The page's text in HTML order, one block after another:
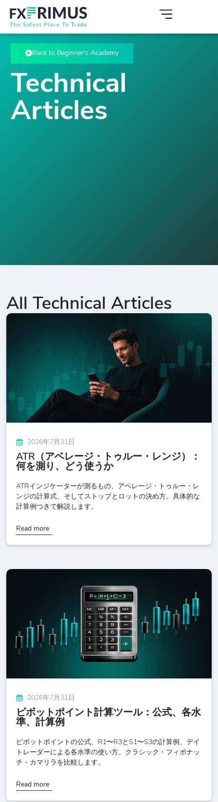
Back to Beginner's Academy
Technical
Articles
All Technical Articles
2026年7月31日
ATR（アベレージ・トゥルー・レンジ）：
何を測り、どう使うか
ATRインジケーターが測るもの、アベレージ・トゥルー・レ
ンジの計算式、そしてストップとロットの決め方。具体的な
計算例つきで解説します。
Read more
2026年7月31日
ピボットポイント計算ツール：公式、各水
準、計算例
ピボットポイントの公式、R1〜R3とS1〜S3の計算例、デイ
トレーダーによる各水準の使い方。クラシック・フィボナッ
チ・カマリラを比較します。
Read more